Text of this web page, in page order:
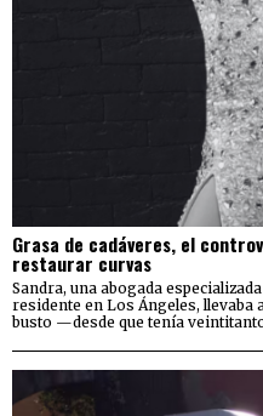
Grasa de cadáveres, el
restaurar curvas
Sandra, una abogada
residente en Los Ángeles,
busto —desde que tenía